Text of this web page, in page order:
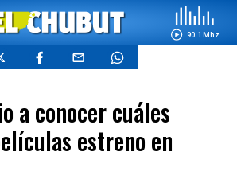
90.1 Mhz
a conocer cuáles
estreno en